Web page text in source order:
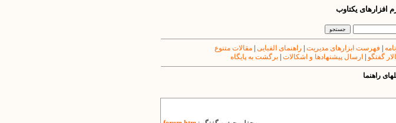
افزارهای یکتاوب
فهرست ابزارهای مدیریت راهنمای الفبایی |مقالات متنوع
گفتگو ارسال پیشنهادها و اشکالات برگشت به پایگاه
راهنما